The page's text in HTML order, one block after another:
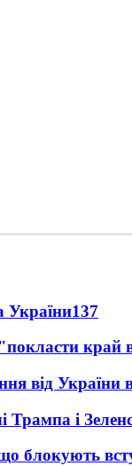
України137
край
від України
Трампа і
блокують